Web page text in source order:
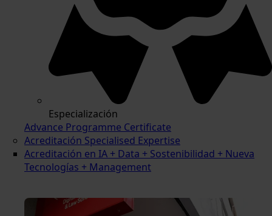
Especialización
Advance Programme Certificate
Acreditación Specialised Expertise
Acreditación en IA + Data + Sostenibilidad + Nueva
Tecnologías + Management